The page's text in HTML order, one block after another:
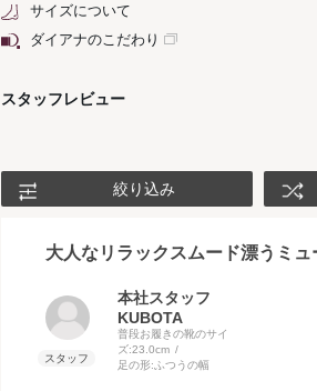
サイズについて
ダイアナのこだわり
スタッフレビュー
絞り込み
大人なリラックスムード漂うミ
本社スタッフ
KUBOTA
普段お履きの靴のサイ
ズ:23.0cm
足の形: ふつうの幅